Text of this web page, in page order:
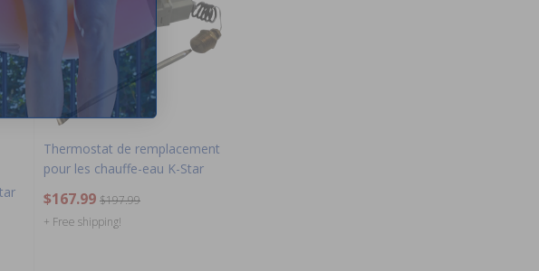
Thermostat de remplacement
pour les chauffe-eau K-Star
$167.99 $197.99
+ Free shipping!